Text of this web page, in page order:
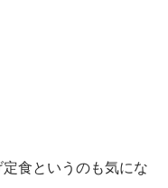
食というのも気にな